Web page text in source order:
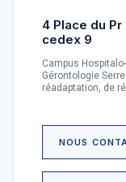
4 Place du
cedex 9
Campus
Gérontologie
réadaptation, de
NOUS